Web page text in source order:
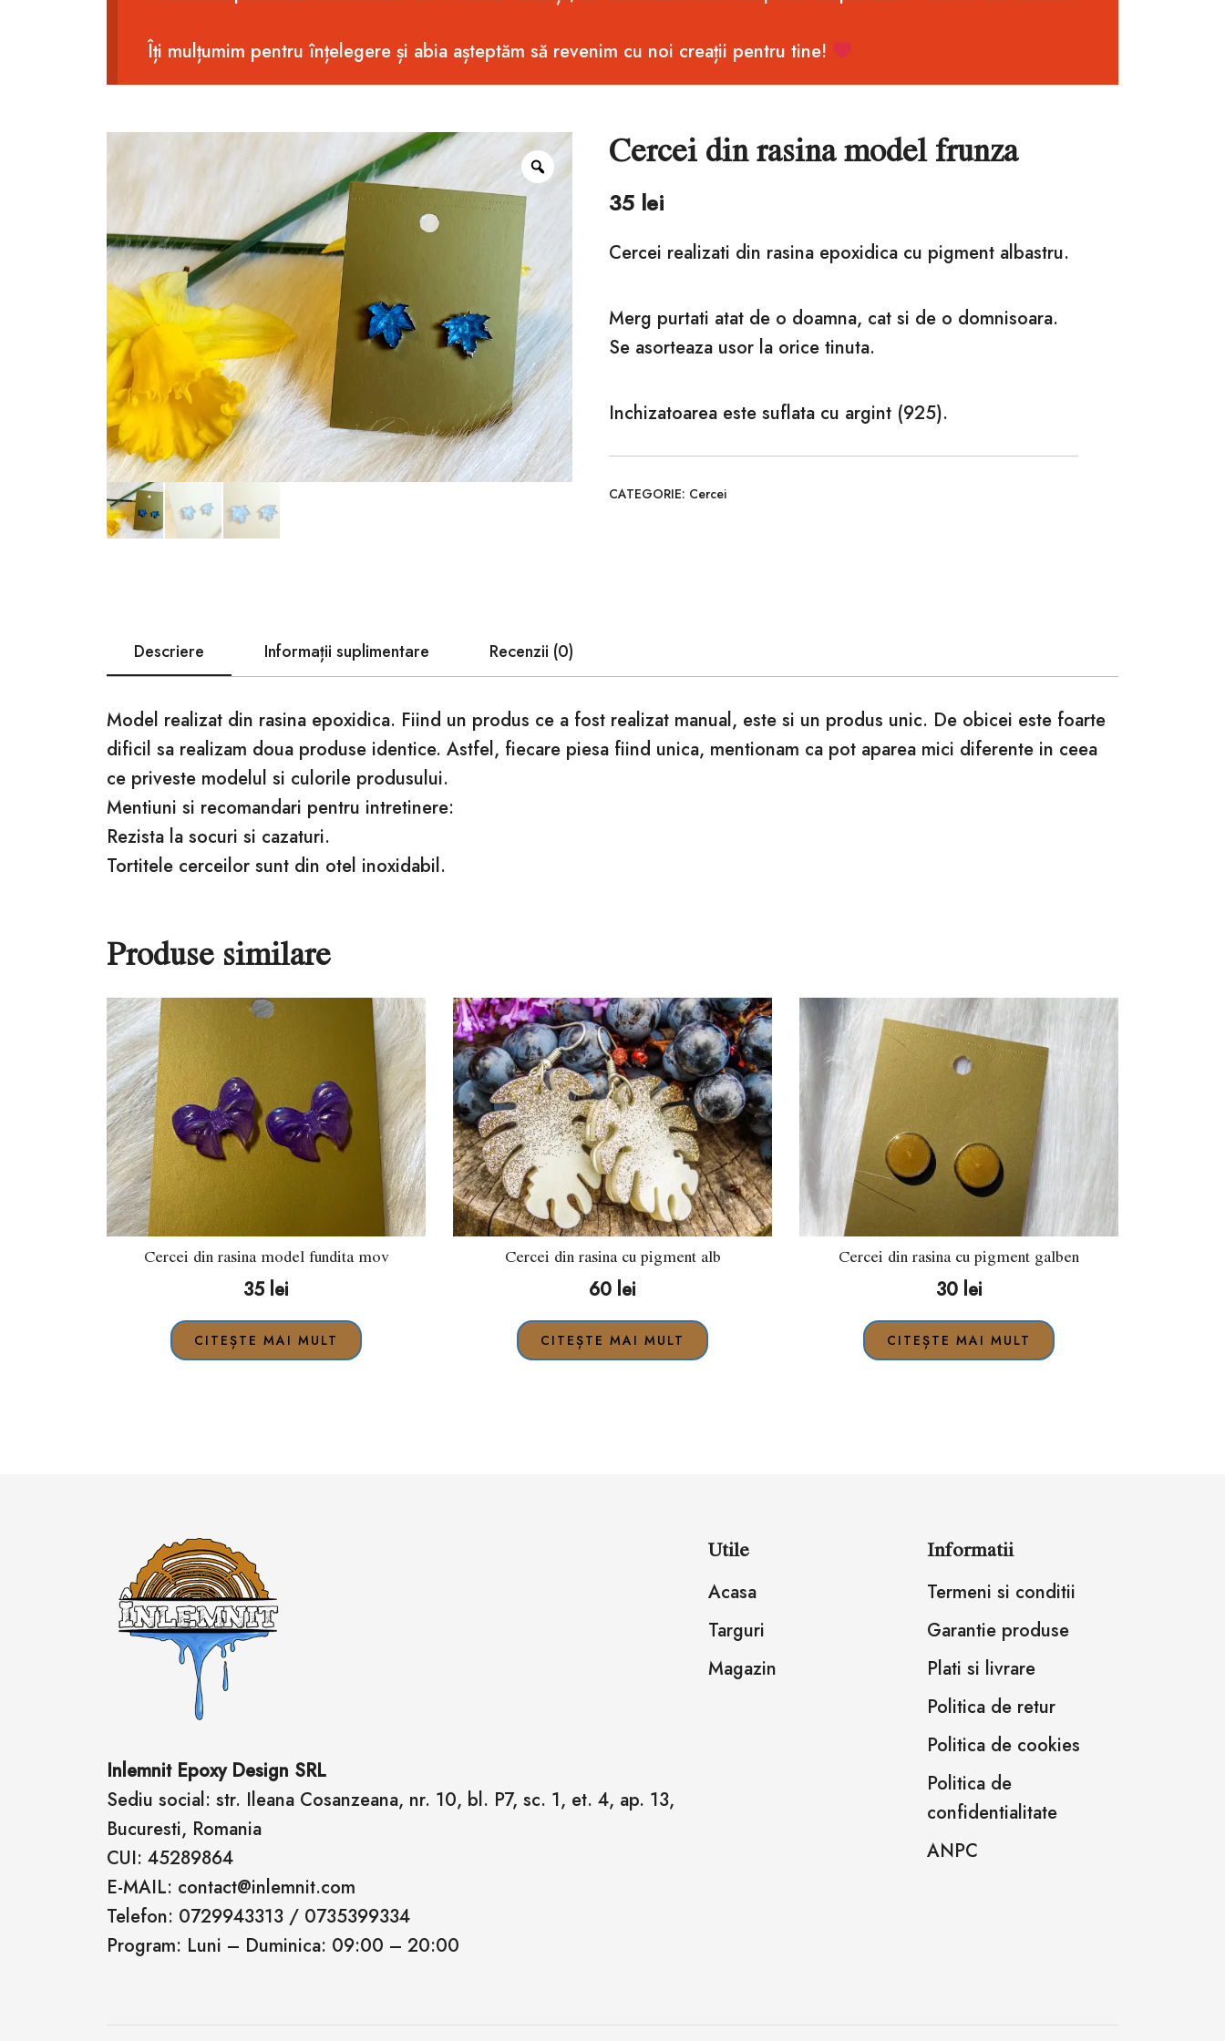
Îți mulțumim pentru înțelegere și abia așteptăm să revenim cu noi creații pentru tine!
Zoom Cercei din rasina model frunza
35 lei
Cercei realizati din rasina epoxidica cu pigment albastru.
Merg purtati atat de o doamna, cat si de o domnisoara.
Se asorteaza usor la orice tinuta.
Inchizatoarea este suflata cu argint (925).
CATEGORIE: Cercei
Descriere Informații suplimentare Recenzii (0)
Model realizat din rasina epoxidica. Fiind un produs ce a fost realizat manual, este si un produs unic. De obicei este foarte
dificil sa realizam doua produse identice. Astfel, fiecare piesa fiind unica, mentionam ca pot aparea mici diferente in ceea
ce priveste modelul si culorile produsului.
Mentiuni si recomandari pentru intretinere:
Rezista la socuri si cazaturi.
Tortitele cerceilor sunt din otel inoxidabil.
Produse similare
Cercei din rasina model fundita mov
35 lei
CITEȘTE MAI MULT
Cercei din rasina cu pigment alb
60 lei
CITEȘTE MAI MULT
Cercei din rasina cu pigment galben
30 lei
CITEȘTE MAI MULT
Inlemnit Epoxy Design SRL
Sediu social: str. Ileana Cosanzeana, nr. 10, bl. P7, sc. 1, et. 4, ap. 13,
Bucuresti, Romania
CUI: 45289864
E-MAIL: contact@inlemnit.com
Telefon: 0729943313 / 0735399334
Program: Luni – Duminica: 09:00 – 20:00
Utile
Acasa
Targuri
Magazin
Informatii
Termeni si conditii
Garantie produse
Plati si livrare
Politica de retur
Politica de cookies
Politica de
confidentialitate
ANPC